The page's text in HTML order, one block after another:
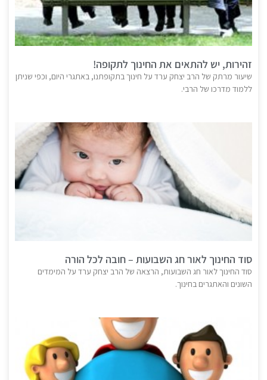
זהירות, יש להתאים את החינוך לתקופה!
שיעור מרתק של הרב יצחק ערד על חינוך בתקופתנו, באתגרי היום, וכפי שניתן
ללמוד מדרכו של הרבי.
סוד החינוך לאור חג השבועות – חובה לכל הורה
סוד החינוך לאור חג השבועות, הרצאה של הרב יצחק ערד על המימדים
השונים והאתגרים בחינוך.